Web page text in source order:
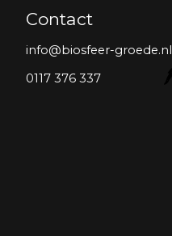
Contact
info@biosfeer-groede.nl
0117 376 337